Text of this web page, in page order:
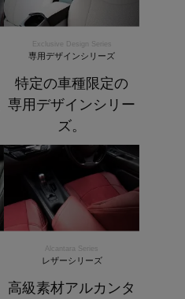
Exclusive Design Series
専用デザインシリーズ
特定の車種限定の
専用デザインシリー
ズ。
Alcantara Series
レザーシリーズ
高級素材アルカンタ